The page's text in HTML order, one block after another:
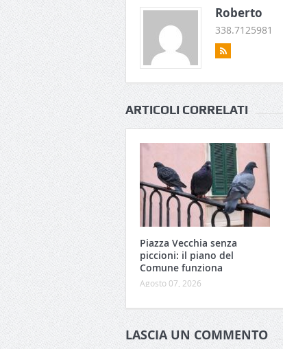
Roberto
338.7125981
ARTICOLI CORRELATI
Piazza Vecchia senza
piccioni: il piano del
Comune funziona
Agosto 07, 2026
LASCIA UN COMMENTO